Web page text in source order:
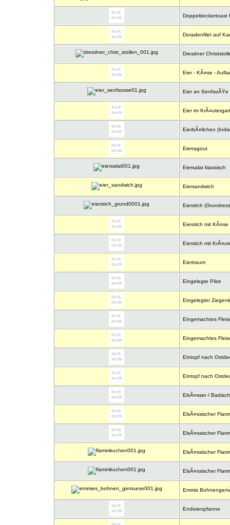
Doppeldeckertoast
Doradenfilet auf
Dresdner
Eier - KÃ¤se -
Eier an SenfsoÃŸe
Eier im
EierbÃ¤llchen
Eierragout
Eiersalat klassisch
Eiersandwich
Eierstich
Eierstich mit KÃ¤se
Eierstich mit
Eiertraum
Eingelegte Pilze
Eingelegter
Eingemachtes
Eingemachtes
Eintopf nach
Eintopf nach
ElsÃ¤sser /
ElsÃ¤ssischer
ElsÃ¤ssischer
ElsÃ¤ssischer
ElsÃ¤ssischer
Emmis
Endivienpfanne